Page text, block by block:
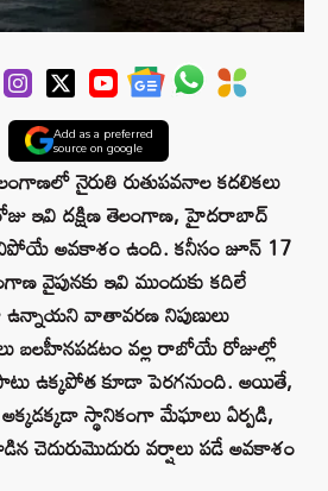
Add as a preferred
source on google
నైరుతి రుతుపవనాల కదలికలు
ఇవి దక్షిణ తెలంగాణ, హైదరాబాద్
అవకాశం ఉంది. కనీసం జూన్ 17
వైపునకు ఇవి ముందుకు కదిలే
వాతావరణ నిపుణులు
బలహీనపడటం వల్ల రాబోయే రోజుల్లో
ఉక్కపోత కూడా పెరగనుంది. అయితే,
స్థానికంగా మేఘాలు ఏర్పడి,
చెదురుమొదురు వర్షాలు పడే అవకాశం